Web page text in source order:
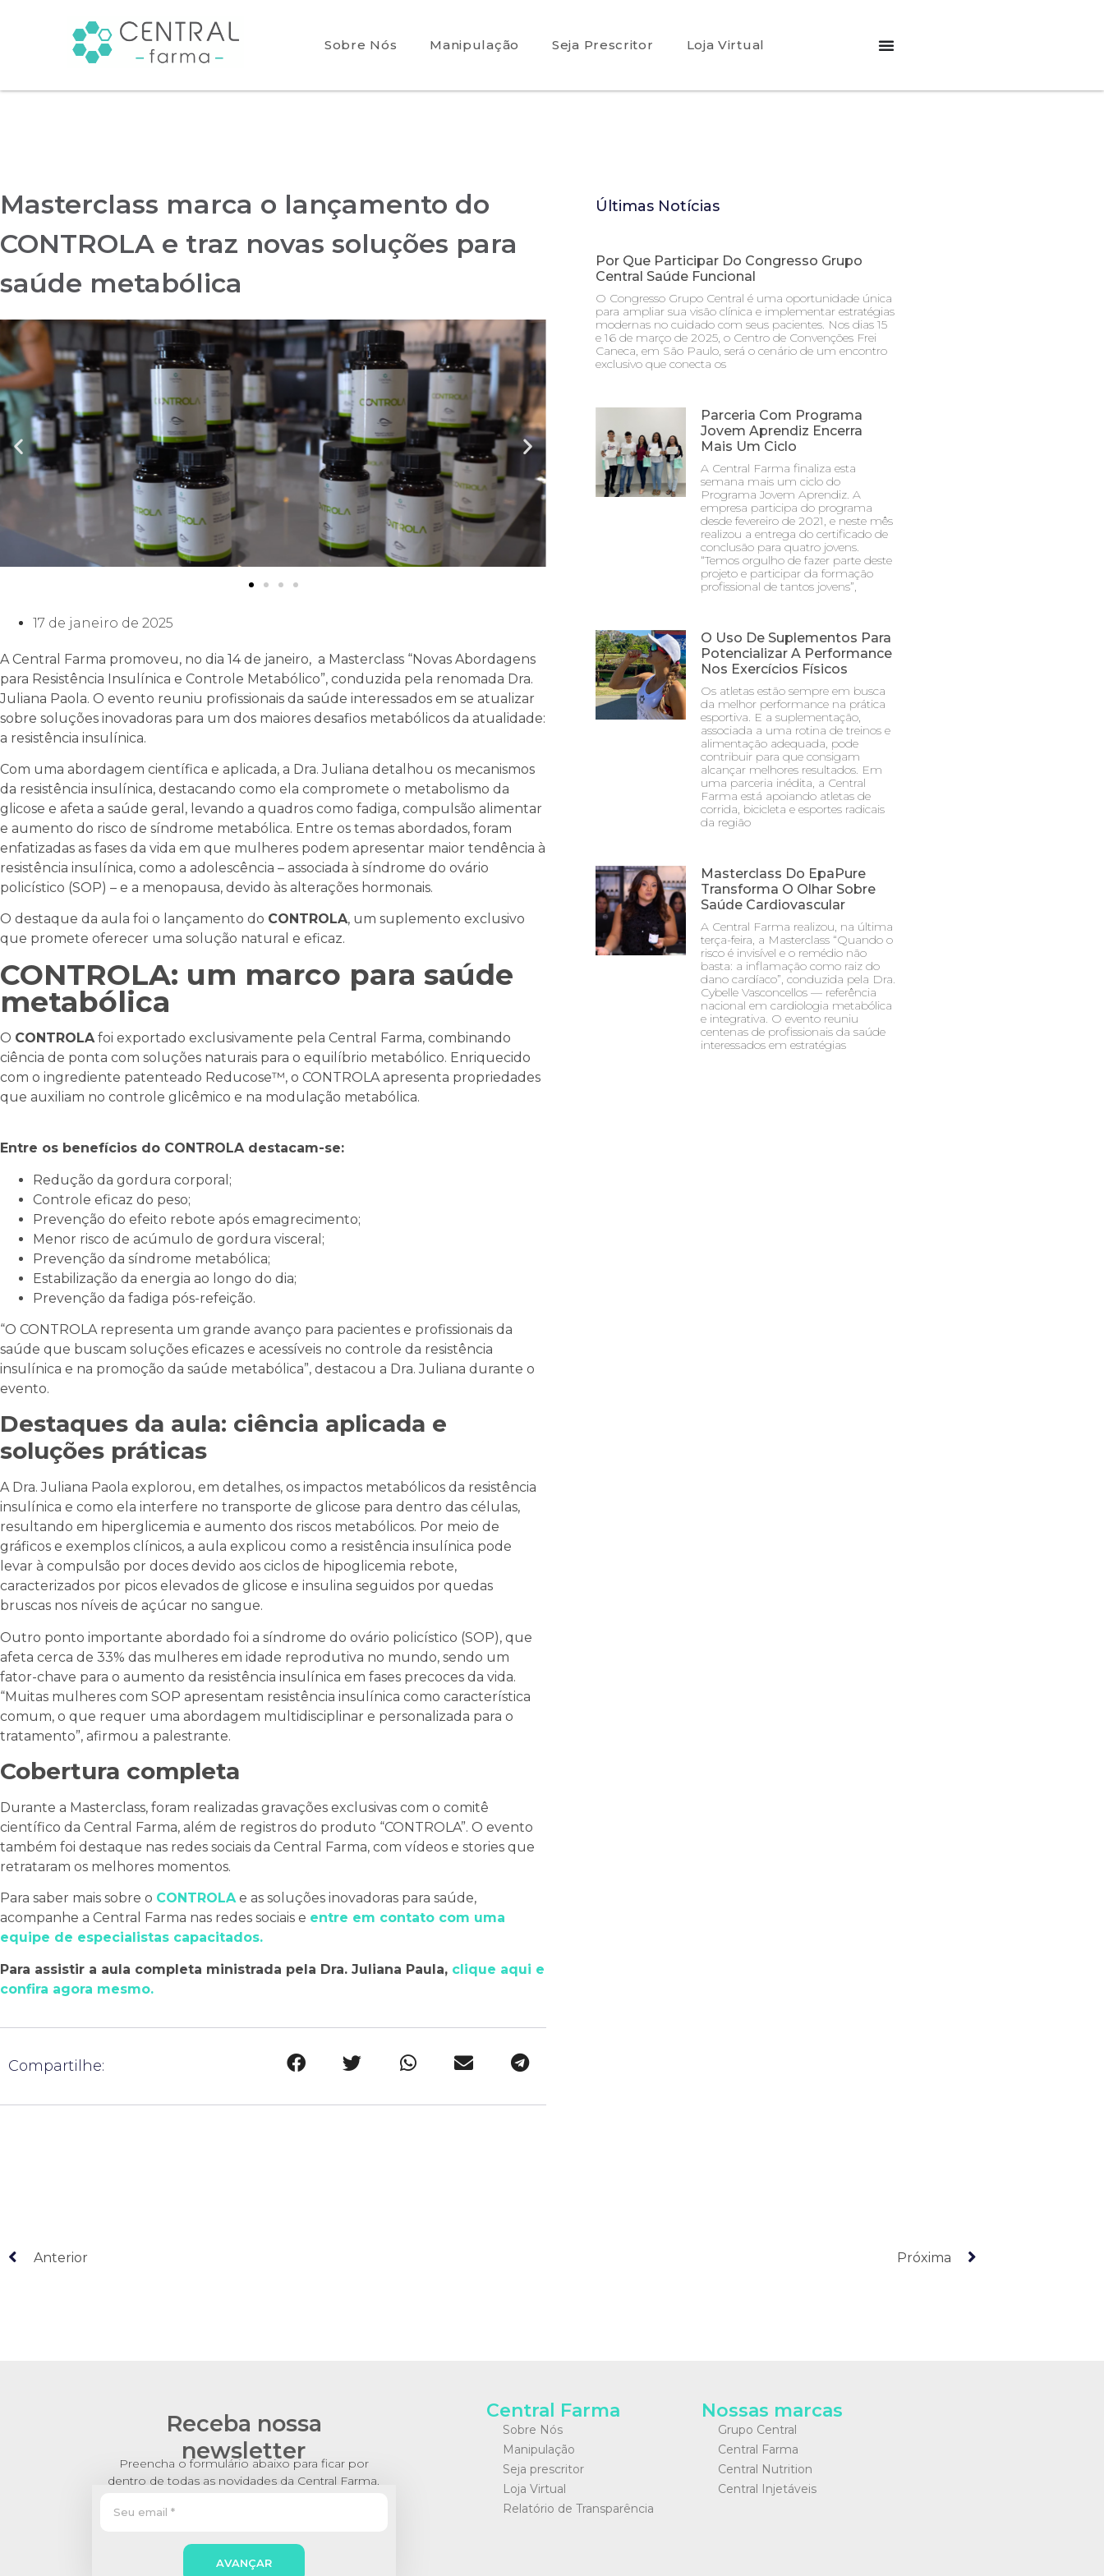
Sobre Nós Manipulação Seja Prescritor Loja Virtual
Masterclass marca o lançamento do
CONTROLA e traz novas soluções para
saúde metabólica
17 de janeiro de 2025
A Central Farma promoveu, no dia 14 de janeiro, a Masterclass “Novas Abordagens
para Resistência Insulínica e Controle Metabólico”, conduzida pela renomada Dra.
Juliana Paola. O evento reuniu profissionais da saúde interessados em se atualizar
sobre soluções inovadoras para um dos maiores desafios metabólicos da atualidade:
a resistência insulínica.
Com uma abordagem científica e aplicada, a Dra. Juliana detalhou os mecanismos
da resistência insulínica, destacando como ela compromete o metabolismo da
glicose e afeta a saúde geral, levando a quadros como fadiga, compulsão alimentar
e aumento do risco de síndrome metabólica. Entre os temas abordados, foram
enfatizadas as fases da vida em que mulheres podem apresentar maior tendência à
resistência insulínica, como a adolescência – associada à síndrome do ovário
policístico (SOP) – e a menopausa, devido às alterações hormonais.
O destaque da aula foi o lançamento do CONTROLA, um suplemento exclusivo
que promete oferecer uma solução natural e eficaz.
CONTROLA: um marco para saúde
metabólica
O CONTROLA foi exportado exclusivamente pela Central Farma, combinando
ciência de ponta com soluções naturais para o equilíbrio metabólico. Enriquecido
com o ingrediente patenteado Reducose™, o CONTROLA apresenta propriedades
que auxiliam no controle glicêmico e na modulação metabólica.
Entre os benefícios do CONTROLA destacam-se:
Redução da gordura corporal;
Controle eficaz do peso;
Prevenção do efeito rebote após emagrecimento;
Menor risco de acúmulo de gordura visceral;
Prevenção da síndrome metabólica;
Estabilização da energia ao longo do dia;
Prevenção da fadiga pós-refeição.
“O CONTROLA representa um grande avanço para pacientes e profissionais da
saúde que buscam soluções eficazes e acessíveis no controle da resistência
insulínica e na promoção da saúde metabólica”, destacou a Dra. Juliana durante o
evento.
Destaques da aula: ciência aplicada e
soluções práticas
A Dra. Juliana Paola explorou, em detalhes, os impactos metabólicos da resistência
insulínica e como ela interfere no transporte de glicose para dentro das células,
resultando em hiperglicemia e aumento dos riscos metabólicos. Por meio de
gráficos e exemplos clínicos, a aula explicou como a resistência insulínica pode
levar à compulsão por doces devido aos ciclos de hipoglicemia rebote,
caracterizados por picos elevados de glicose e insulina seguidos por quedas
bruscas nos níveis de açúcar no sangue.
Outro ponto importante abordado foi a síndrome do ovário policístico (SOP), que
afeta cerca de 33% das mulheres em idade reprodutiva no mundo, sendo um
fator-chave para o aumento da resistência insulínica em fases precoces da vida.
“Muitas mulheres com SOP apresentam resistência insulínica como característica
comum, o que requer uma abordagem multidisciplinar e personalizada para o
tratamento”, afirmou a palestrante.
Cobertura completa
Durante a Masterclass, foram realizadas gravações exclusivas com o comitê
científico da Central Farma, além de registros do produto “CONTROLA”. O evento
também foi destaque nas redes sociais da Central Farma, com vídeos e stories que
retrataram os melhores momentos.
Para saber mais sobre o CONTROLAe as soluções inovadoras para saúde,
acompanhe a Central Farma nas redes sociais e entre em contato com uma
equipe de especialistas capacitados.
Para assistir a aula completa ministrada pela Dra. Juliana Paula, clique aqui e
confira agora mesmo.
Compartilhe:
Últimas Notícias
Por Que Participar Do Congresso Grupo
Central Saúde Funcional
O Congresso Grupo Central é uma oportunidade única
para ampliar sua visão clínica e implementar estratégias
modernas no cuidado com seus pacientes. Nos dias 15
e 16 de março de 2025, o Centro de Convenções Frei
Caneca, em São Paulo, será o cenário de um encontro
exclusivo que conecta os
Parceria Com Programa
Jovem Aprendiz Encerra
Mais Um Ciclo
A Central Farma finaliza esta
semana mais um ciclo do
Programa Jovem Aprendiz. A
empresa participa do programa
desde fevereiro de 2021, e neste mês
realizou a entrega do certificado de
conclusão para quatro jovens.
“Temos orgulho de fazer parte deste
projeto e participar da formação
profissional de tantos jovens”,
O Uso De Suplementos Para
Potencializar A Performance
Nos Exercícios Físicos
Os atletas estão sempre em busca
da melhor performance na prática
esportiva. E a suplementação,
associada a uma rotina de treinos e
alimentação adequada, pode
contribuir para que consigam
alcançar melhores resultados. Em
uma parceria inédita, a Central
Farma está apoiando atletas de
corrida, bicicleta e esportes radicais
da região
Masterclass Do EpaPure
Transforma O Olhar Sobre
Saúde Cardiovascular
A Central Farma realizou, na última
terça-feira, a Masterclass “Quando o
risco é invisível e o remédio não
basta: a inflamação como raiz do
dano cardíaco”, conduzida pela Dra.
Cybelle Vasconcellos — referência
nacional em cardiologia metabólica
e integrativa. O evento reuniu
centenas de profissionais da saúde
interessados em estratégias
Anterior Próxima
Receba nossa
newsletter
Preencha o formulário abaixo para ficar por
dentro de todas as novidades da Central Farma.
AVANÇAR
Central Farma
Sobre Nós
Manipulação
Seja prescritor
Loja Virtual
Relatório de Transparência
Nossas marcas
Grupo Central
Central Farma
Central Nutrition
Central Injetáveis